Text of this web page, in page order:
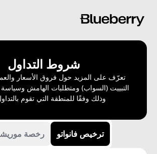
شروط التداول
تعرّف على المزيد حول فروق الأسعار
التبييت (السواب) ومتطلبات الهامش وسياسة
وذلك وفقًا للمنطقة التي تقوم
ترخيص فانواتو رخصة